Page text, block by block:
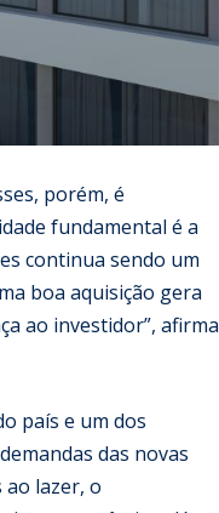
porém, é
fundamental é a
continua sendo um
boa aquisição gera
ao investidor”, afirma
país e um dos
das novas
ao lazer, o